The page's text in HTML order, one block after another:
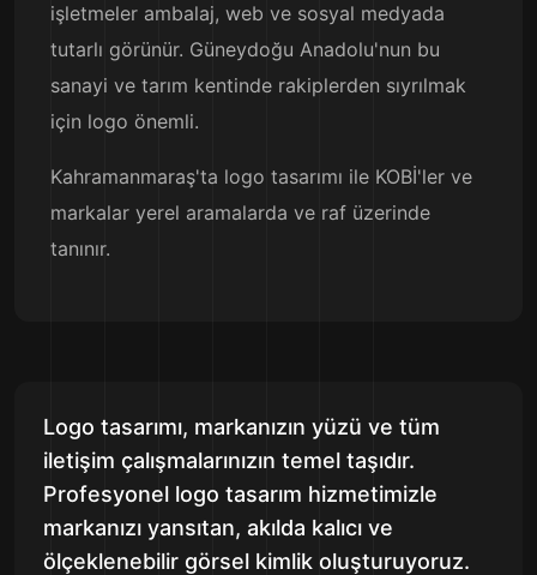
işletmeler ambalaj, web ve sosyal medyada
tutarlı görünür. Güneydoğu Anadolu'nun bu
sanayi ve tarım kentinde rakiplerden sıyrılmak
için logo önemli.
Kahramanmaraş'ta logo tasarımı ile KOBİ'ler ve
markalar yerel aramalarda ve raf üzerinde
tanınır.
Logo tasarımı, markanızın yüzü ve tüm
iletişim çalışmalarınızın temel taşıdır.
Profesyonel logo tasarım hizmetimizle
markanızı yansıtan, akılda kalıcı ve
ölçeklenebilir görsel kimlik oluşturuyoruz.